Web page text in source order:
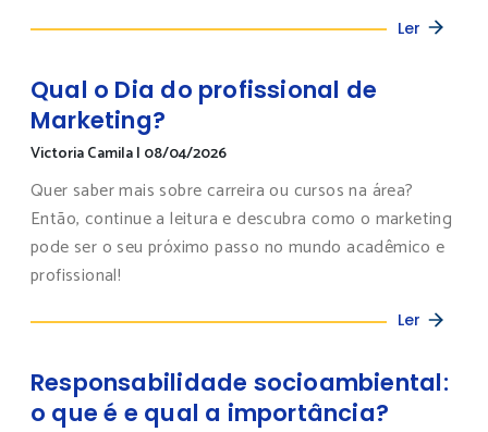
Ler
Qual o Dia do profissional de
Marketing?
Victoria Camila| 08/04/2026
Quer saber mais sobre carreira ou cursos na área?
Então, continue a leitura e descubra como o marketing
pode ser o seu próximo passo no mundo acadêmico e
profissional!
Ler
Responsabilidade socioambiental:
o que é e qual a importância?